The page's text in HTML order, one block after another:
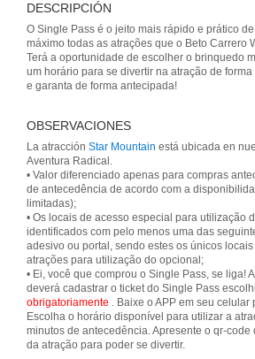
DESCRIPCIÓN
O Single Pass é o jeito mais rápido e prático
máximo todas as atrações que o Beto Carrero
Terá a oportunidade de escolher o brinquedo
um horário para se divertir na atração de
e garanta de forma antecipada!
OBSERVACIONES
La atracción Star Mountain está ubicada en
Aventura Radical.
• Valor diferenciado apenas para compras
de antecedência de acordo com a
limitadas);
• Os locais de acesso especial para utilização
identificados com pelo menos uma das
adesivo ou portal, sendo estes os únicos
atrações para utilização do opcional;
• Ei, você que comprou o Single Pass, se liga!
deverá cadastrar o ticket do Single Pass
obrigatoriamente . Baixe o APP em seu
Escolha o horário disponível para utilizar a
minutos de antecedência. Apresente o qr-
da atração para poder se divertir.